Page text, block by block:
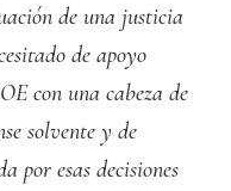
de una justicia
de apoyo
con una cabeza de
solvente y de
por esas decisiones